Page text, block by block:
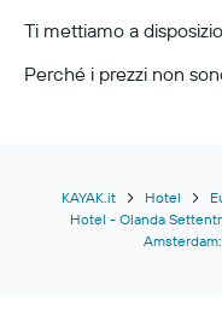
Ti mettiamo a
Perché i prezzi non
KAYAK.it Hotel
Hotel - Olanda